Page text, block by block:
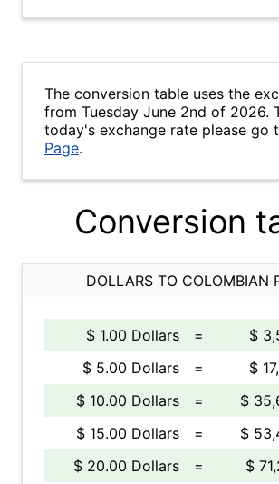
The conversion table uses the
from Tuesday June 2nd of 2026.
today's exchange rate please go
Page.
Conversion
DOLLARS TO COLOMBIAN
$ 1.00 Dollars =
$
$ 5.00 Dollars
=
$
$ 10.00 Dollars
=
$
$ 15.00 Dollars
=
$
$ 20.00 Dollars
=
$